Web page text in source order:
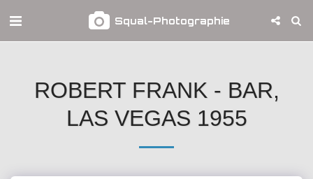
Squal-Photographie
ROBERT FRANK - BAR,
LAS VEGAS 1955